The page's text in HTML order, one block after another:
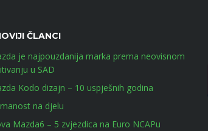
ČLANCI
je najpouzdanija marka prema neovisnom
u SAD
Kodo dizajn – 10 uspješnih godina
na djelu
Mazda6 – 5 zvjezdica na Euro NCAPu